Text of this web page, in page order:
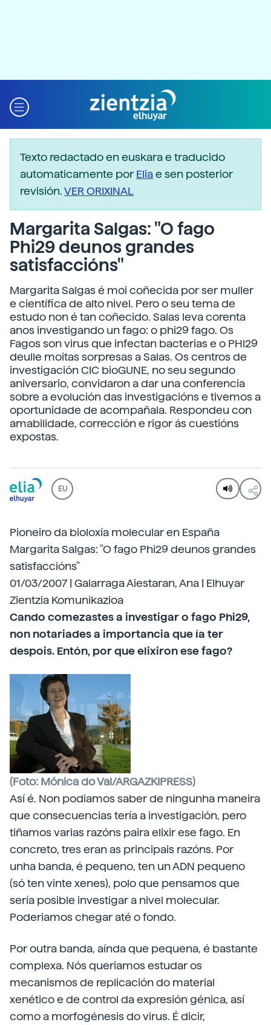
Texto redactado en euskara e traducido
automaticamente porEliae sen posterior
revisión.VER ORIXINAL
Margarita Salgas: "O fago
Phi29 deunos grandes
satisfaccións"
Margarita Salgas é moi coñecida por ser muller
e científica de alto nivel. Pero o seu tema de
estudo non é tan coñecido. Salas leva corenta
anos investigando un fago: o phi29 fago. Os
Fagos son virus que infectan bacterias e o PHI29
deulle moitas sorpresas a Salas. Os centros de
investigación CIC bioGUNE, no seu segundo
aniversario, convidaron a dar una conferencia
sobre a evolución das investigacións e tivemos a
oportunidade de acompañala. Respondeu con
amabilidade, corrección e rigor ás cuestións
expostas.
EU
Pioneiro da bioloxía molecular en España
Margarita Salgas: "O fago Phi29 deunos grandes
satisfaccións"
01/03/2007 | Galarraga Aiestaran, Ana | Elhuyar
Zientzia Komunikazioa
Cando comezastes a investigar o fago Phi29,
non notariades a importancia que ía ter
despois. Entón, por que elixiron ese fago?
(Foto: Mónica do Val/ARGAZKIPRESS)
Así é. Non podiamos saber de ningunha maneira
que consecuencias tería a investigación, pero
tiñamos varias razóns paira elixir ese fago. En
concreto, tres eran as principais razóns. Por
unha banda, é pequeno, ten un ADN pequeno
(só ten vinte xenes), polo que pensamos que
sería posible investigar a nivel molecular.
Poderiamos chegar até o fondo.
Por outra banda, aínda que pequena, é bastante
complexa. Nós queriamos estudar os
mecanismos de replicación do material
xenético e de control da expresión génica, así
como a morfogénesis do virus. É dicir,